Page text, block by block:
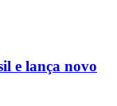
e lança novo